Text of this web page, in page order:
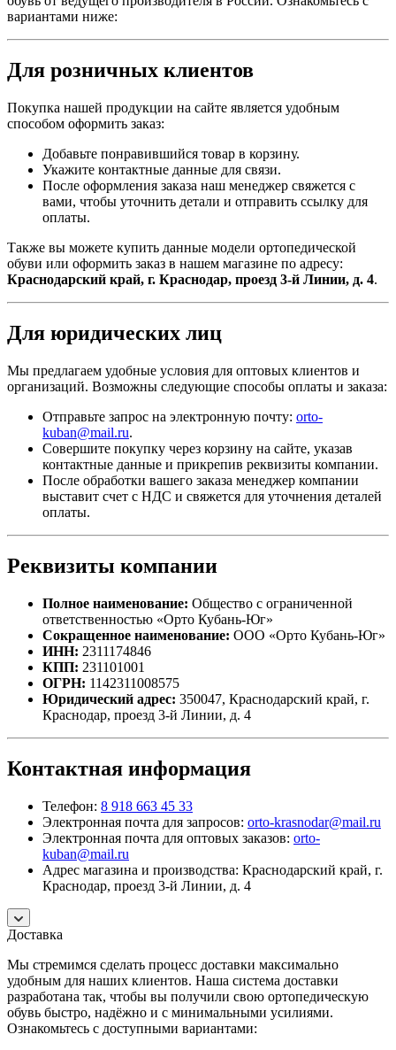
вариантами ниже:
Для розничных клиентов
Покупка нашей продукции на сайте является удобным
способом оформить заказ:
Добавьте понравившийся товар в корзину.
Укажите контактные данные для связи.
После оформления заказа наш менеджер свяжется с
вами, чтобы уточнить детали и отправить ссылку для
оплаты.
Также вы можете купить данные модели ортопедической
обуви или оформить заказ в нашем магазине по адресу:
Краснодарский край, г. Краснодар, проезд 3-й Линии, д. 4.
Для юридических лиц
Мы предлагаем удобные условия для оптовых клиентов и
организаций. Возможны следующие способы оплаты и заказа:
Отправьте запрос на электронную почту: orto-
kuban@mail.ru.
Совершите покупку через корзину на сайте, указав
контактные данные и прикрепив реквизиты компании.
После обработки вашего заказа менеджер компании
выставит счет с НДС и свяжется для уточнения деталей
оплаты.
Реквизиты компании
Полное наименование: Общество с ограниченной
ответственностью «Орто Кубань-Юг»
Сокращенное наименование: ООО «Орто Кубань-Юг»
ИНН: 2311174846
КПП: 231101001
ОГРН: 1142311008575
Юридический адрес: 350047, Краснодарский край, г.
Краснодар, проезд 3-й Линии, д. 4
Контактная информация
Телефон: 8 918 663 45 33
Электронная почта для запросов: orto-krasnodar@mail.ru
Электронная почта для оптовых заказов: orto-
kuban@mail.ru
Адрес магазина и производства: Краснодарский край, г.
Краснодар, проезд 3-й Линии, д. 4
Доставка
Мы стремимся сделать процесс доставки максимально
удобным для наших клиентов. Наша система доставки
разработана так, чтобы вы получили свою ортопедическую
обувь быстро, надёжно и с минимальными усилиями.
Ознакомьтесь с доступными вариантами: